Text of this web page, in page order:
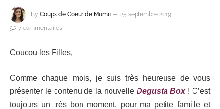
By Coups de Coeur de Mumu
25 septembre 2019
7 commentaires
Coucou les Filles,
Comme chaque mois, je suis très heureuse de vous
présenter le contenu de la nouvelle Degusta Box! C’est
toujours un très bon moment, pour ma petite famille et